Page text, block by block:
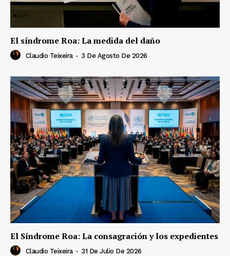
El síndrome Roa: La medida del daño
Claudio Teixeira - 3 De Agosto De 2026
El Síndrome Roa: La consagración y los expedientes
Claudio Teixeira - 31 De Julio De 2026